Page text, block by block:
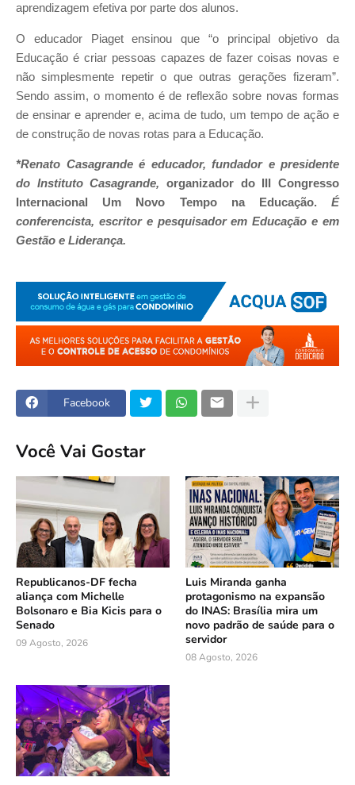
aprendizagem efetiva por parte dos alunos.
O educador Piaget ensinou que “o principal objetivo da
Educação é criar pessoas capazes de fazer coisas novas e
não simplesmente repetir o que outras gerações fizeram”.
Sendo assim, o momento é de reflexão sobre novas formas
de ensinar e aprender e, acima de tudo, um tempo de ação e
de construção de novas rotas para a Educação.
*Renato Casagrande é educador, fundador e presidente
do Instituto Casagrande, organizador do III Congresso
Internacional Um Novo Tempo na Educação. É
conferencista, escritor e pesquisador em Educação e em
Gestão e Liderança.
Facebook
Você Vai Gostar
Republicanos-DF fecha
aliança com Michelle
Bolsonaro e Bia Kicis para o
Senado
09 Agosto, 2026
Luis Miranda ganha
protagonismo na expansão
do INAS: Brasília mira um
novo padrão de saúde para o
servidor
08 Agosto, 2026